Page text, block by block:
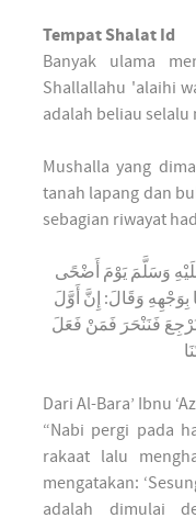
Tempat Shalat Id
Banyak ulama
Shallallahu 'alaihi
adalah beliau
Mushalla yang
tanah lapang dan
sebagian riwayat
وَسَلَّمَ يَوْمَ أَضْحًى
بِوَجْهِهِ وَقَالَ: إِنَّ أَوَّلَ
نَرْجِعَ فَنَنْحَرَ فَمَنْ فَعَلَ
Dari Al-Bara’ Ibnu
“Nabi pergi pada
rakaat lalu
mengatakan:
adalah dimulai